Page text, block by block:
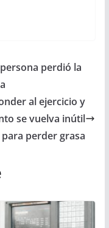
perdió la
al ejercicio y
se vuelva inútil
para perder grasa